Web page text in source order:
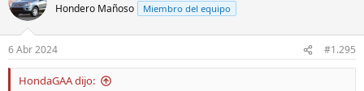
Hondero Mañoso Miembro del equipo
6 Abr 2024 #1.295
HondaGAA dijo: